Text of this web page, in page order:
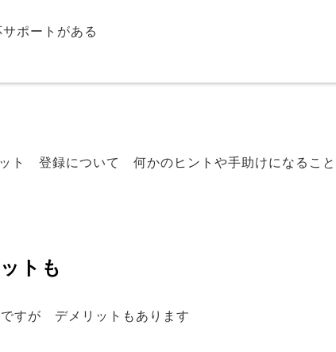
ポートがある
ト 登録について 何かのヒントや手助けになること
トも
すが デメリットもあります